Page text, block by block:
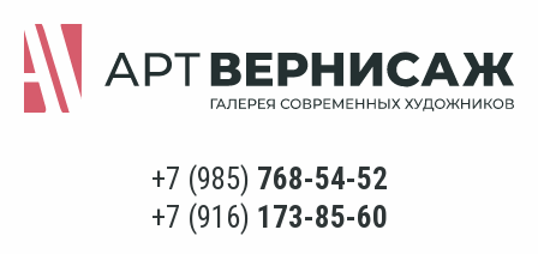
+7 (985) 768-54-52
+7 (916) 173-85-60